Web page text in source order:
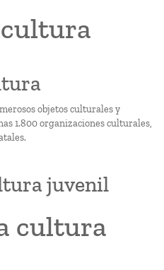
cultura
objetos culturales y
1.800 organizaciones culturales,
juvenil
cultura